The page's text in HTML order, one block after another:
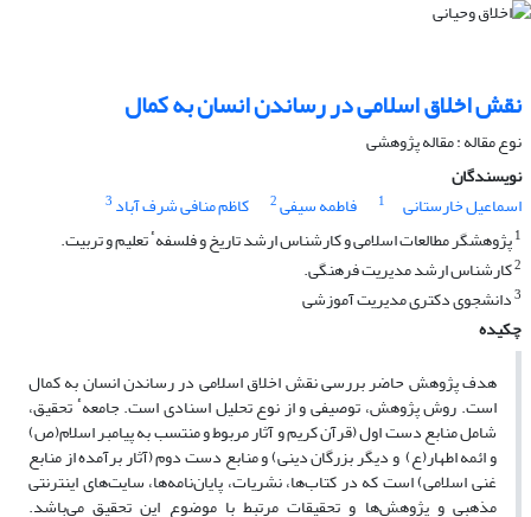
نقش اخلاق اسلامی در رساندن انسان به کمال
نوع مقاله : مقاله پژوهشی
نویسندگان
اسماعیل خارستانی
1 فاطمه سیفی2 کاظم منافی شرف آباد 3
1پژوهشگر مطالعات اسلامی و کارشناس ارشد تاریخ و فلسفهٴ تعلیم و تربیت.
2کارشناس ارشد مدیریت فرهنگی.
3دانشجوی دکتری مدیریت آموزشی
چکیده
هدف پژوهش حاضر بررسی نقش اخلاق اسلامی در رساندن انسان به کمال
است. روش پژوهش، توصیفی و از نوع تحلیل اسنادی است. جامعهٴ تحقیق،
شامل منابع دست اول (قرآن کریم و آثار مربوط و منتسب به پیامبر اسلام(ص)
و ائمه اطهار(ع) و دیگر بزرگان دینی) و منابع دست دوم (آثار برآمده از منابع
غنی اسلامی) است که در کتاب‌ها، نشریات، پایان‌نامه‌ها، سایت‌های اینترنتی
مذهبی و پژوهش‌ها و تحقیقات مرتبط با موضوع این تحقیق می‌باشد.